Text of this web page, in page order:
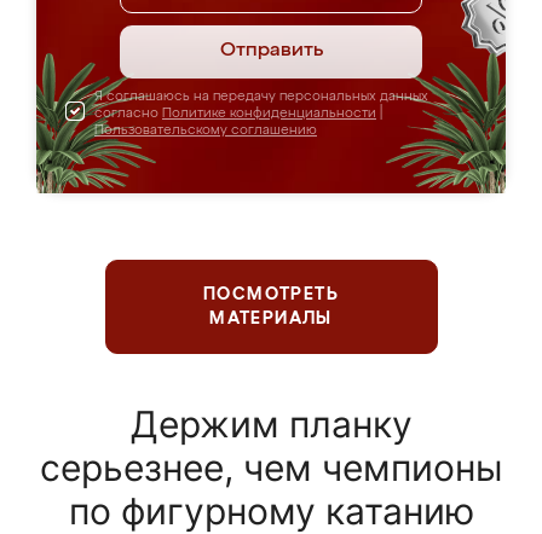
Отправить
Я соглашаюсь на передачу персональных данных
согласно Политике конфиденциальности
Пользовательскому соглашению
ПОСМОТРЕТЬ
МАТЕРИАЛЫ
Держим планку
серьезнее, чем чемпионы
по фигурному катанию